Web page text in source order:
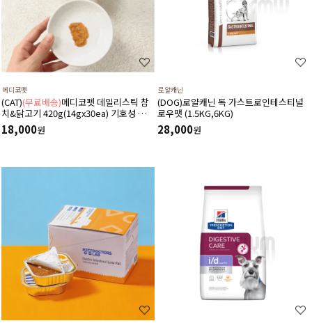
메디코펫
(CAT)(무료배송)메디코펫 데일리스틱 참
치&닭고기 420g(14gx30ea) 기호성 좋은
저나트륨 하루 종합 영양제 츄르
18,000원
로얄캐닌
(DOG)로얄캐닌 독 가스트로인테스티널
로우팻 (1.5KG,6KG)
28,000원